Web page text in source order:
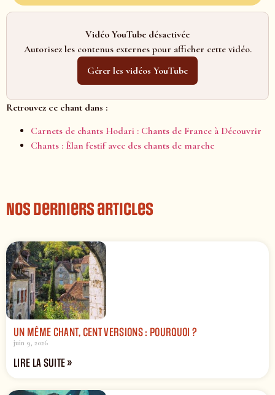
Vidéo YouTube désactivée
Autorisez les contenus externes pour afficher cette vidéo.
Gérer les vidéos YouTube
Retrouvez ce chant dans :
Carnets de chants Hodari : Chants de France à Découvrir
Chants : Élan festif avec des chants de marche
Nos derniers articles
UN MÊME CHANT, CENT VERSIONS : POURQUOI ?
juin 9, 2026
LIRE LA SUITE »